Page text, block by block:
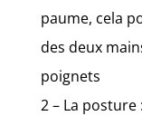
paume, cela
des deux
poignets
2 – La posture